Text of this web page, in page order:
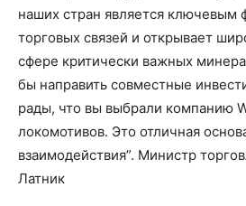
наших стран является ключевым
торговых связей и открывает
сфере критически важных
бы направить совместные
рады, что вы выбрали компанию
локомотивов. Это отличная
взаимодействия”. Министр
Латник